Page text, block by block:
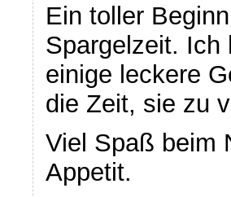
Ein toller
Spargelzeit. Ich
einige leckere
die Zeit, sie zu
Viel Spaß beim
Appetit.